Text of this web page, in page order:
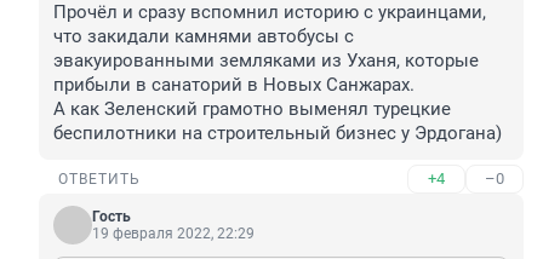
Прочёл и сразу вспомнил историю с украинцами,
что закидали камнями автобусы с
эвакуированными земляками из Уханя, которые
прибыли в санаторий в Новых Санжарах.
А как Зеленский грамотно выменял турецкие
беспилотники на строительный бизнес у Эрдогана)
ОТВЕТИТЬ +4 –0
Гость
19 февраля 2022, 22:29